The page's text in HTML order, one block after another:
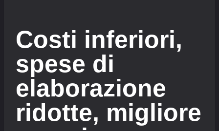
Costi inferiori,
spese di
elaborazione
ridotte, migliore